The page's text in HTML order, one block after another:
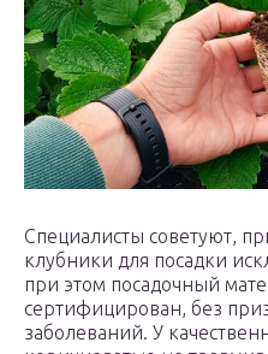
Специалисты советуют,
клубники для посадки
при этом посадочный
сертифицирован, без
заболеваний. У